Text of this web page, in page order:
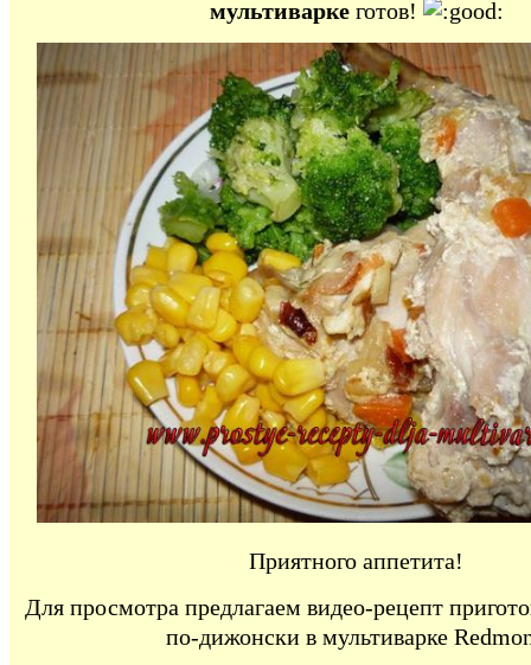
мультиваркеготов!
Приятного аппетита!
Для просмотра предлагаем видео-рецепт
по-дижонски в мультиварке